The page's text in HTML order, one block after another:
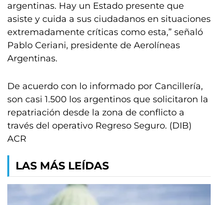
argentinas. Hay un Estado presente que
asiste y cuida a sus ciudadanos en situaciones
extremadamente críticas como esta,” señaló
Pablo Ceriani, presidente de Aerolíneas
Argentinas.
De acuerdo con lo informado por Cancillería,
son casi 1.500 los argentinos que solicitaron la
repatriación desde la zona de conflicto a
través del operativo Regreso Seguro. (DIB)
ACR
LAS MÁS LEÍDAS